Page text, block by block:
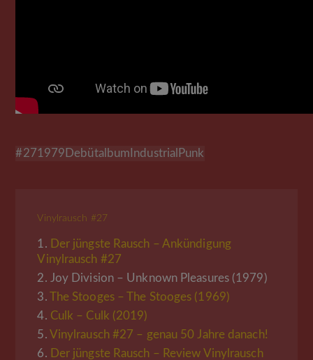
#271979 Debütalbum Industrial Punk
Vinylrausch #27
1.
Der jüngste Rausch – Ankündigung
Vinylrausch #27
2. Joy Division – Unknown Pleasures (1979)
3.
The Stooges – The Stooges (1969)
4. Culk – Culk (2019)
5. Vinylrausch #27 – genau 50 Jahre danach!
6.
Der jüngste Rausch – Review Vinylrausch